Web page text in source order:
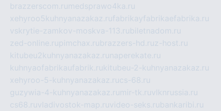
brazzerscom.ru medsprawo4ka.ru
xehyroo5kuhnyanazakaz.rufabrikayfabrikaefabrika.ru
vskrytie-zamkov-moskva-113.rubiletnadom.ru
zed-online.rupimchax.rubrazzers-hd.ruz-host.ru
kitubeu2kuhnyanazakaz.ru naperekate.ru
kuhnyaofabrikaufabrik.rukitubeu-2-kuhnyanazakaz.ru
xehyroo-5-kuhnyanazakaz.rucs-68.ru
guzywia-4-kuhnyanazakaz.ru mir-tk.ruvlknrussia.ru
cs68.ruvladivostok-map.ruvideo-seks.rubankaribi.ru